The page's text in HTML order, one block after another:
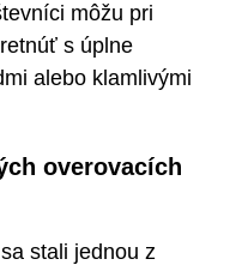
môžu pri
s úplne
alebo klamlivými
overovacích
stali jednou z